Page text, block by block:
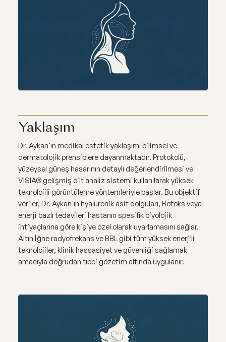
Yaklaşım
Dr. Aykan'ın medikal estetik yaklaşımı bilimsel ve
dermatolojik prensiplere dayanmaktadır. Protokolü,
yüzeysel güneş hasarının detaylı değerlendirilmesi ve
VISIA® gelişmiş cilt analiz sistemi kullanılarak yüksek
teknolojili görüntüleme yöntemleriyle başlar. Bu objektif
veriler, Dr. Aykan'ın hyaluronik asit dolguları, Botoks veya
enerji bazlı tedavileri hastanın spesifik biyolojik
ihtiyaçlarına göre kişiye özel olarak uyarlamasını sağlar.
Altın İğne radyofrekans ve BBL gibi tüm yüksek enerjili
teknolojiler, klinik hassasiyet ve güvenliği sağlamak
amacıyla doğrudan tıbbi gözetim altında uygulanır.